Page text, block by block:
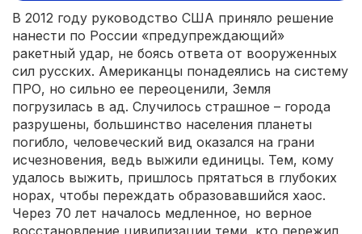
В 2012 году руководство США приняло решение
нанести по России «предупреждающий»
ракетный удар, не боясь ответа от вооруженных
сил русских. Американцы понадеялись на систему
ПРО, но сильно ее переоценили, Земля
погрузилась в ад. Случилось страшное – города
разрушены, большинство населения планеты
погибло, человеческий вид оказался на грани
исчезновения, ведь выжили единицы. Тем, кому
удалось выжить, пришлось прятаться в глубоких
норах, чтобы переждать образовавшийся хаос.
Через 70 лет началось медленное, но верное
восстановление цивилизации теми, кто пережил